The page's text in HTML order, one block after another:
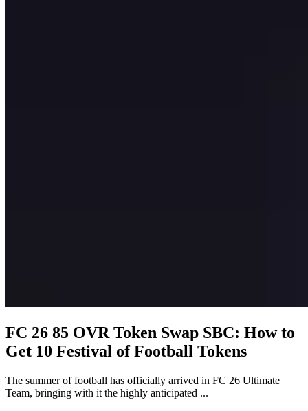
FC 26 85 OVR Token Swap SBC: How to
Get 10 Festival of Football Tokens
The summer of football has officially arrived in FC 26 Ultimate
Team, bringing with it the highly anticipated ...